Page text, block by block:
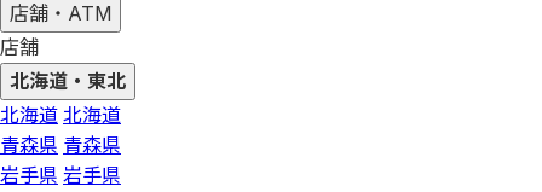
店舗・ATM
店舗
北海道・東北
北海道 北海道
青森県 青森県
岩手県 岩手県